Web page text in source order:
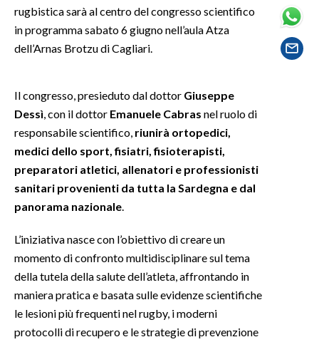
SPETTACOLI
GOSSIP
SARDEGNA TURISMO
SARDI NEL MONDO
NOTIZIE
EVENTI
3 MINUTI CON
INSULARITÀ
INFO AZIENDE
rugbistica sarà al centro del congresso scientifico
in programma sabato 6 giugno nell’aula Atza
dell’Arnas Brotzu di Cagliari.
Il congresso, presieduto dal dottor Giuseppe
Dessì , con il dottor Emanuele Cabras nel ruolo di
responsabile scientifico, riunirà ortopedici,
medici dello sport, fisiatri, fisioterapisti,
preparatori atletici, allenatori e professionisti
sanitari provenienti da tutta la Sardegna e dal
panorama nazionale
L’iniziativa nasce con l’obiettivo di creare un
momento di confronto multidisciplinare sul tema
della tutela della salute dell’atleta, affrontando in
maniera pratica e basata sulle evidenze scientifiche
le lesioni più frequenti nel rugby, i moderni
protocolli di recupero e le strategie di prevenzione